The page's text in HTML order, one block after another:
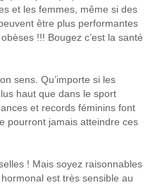
et les femmes, même si des
être plus performantes
!!! Bougez c’est la santé
sens. Qu’importe si les
haut que dans le sport
et records féminins font
pourront jamais atteindre ces
! Mais soyez raisonnables
est très sensible au